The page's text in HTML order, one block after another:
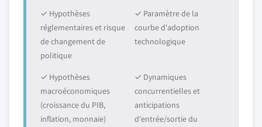
✓ Hypothèses
réglementaires et risque
de changement de
politique
✓ Paramètre de la
courbe d'adoption
technologique
✓ Hypothèses
macroéconomiques
(croissance du PIB,
inflation, monnaie)
✓ Dynamiques
concurrentielles et
anticipations
d'entrée/sortie du